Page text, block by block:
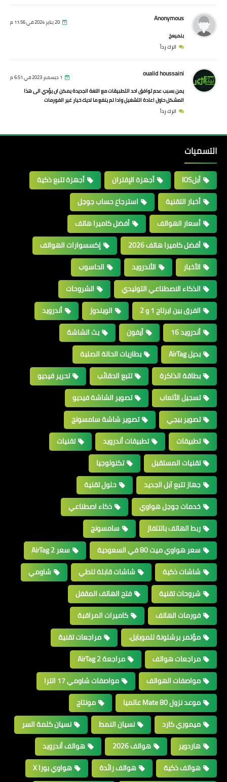
Anonymous 20 يناير 2024 في 11:56 م
بنميعخ
اترك رداً
oualid houssaini 1 ديسمبر 2023 في 6:51 م
يمن بسبب عدم توافق احد التطبيقات مع اللغة الجديدة يمكن ان يؤدي الى هذا
المشكل حاول اعادة التشغيل وادا لم ينفع ما لديك خيار غير الفورمات
اترك رداً
التسميات
أبلIOS أجهزة الإقتران
أجهزة تتبع ذكية
أخبار التقنية
استرجاع حساب جوجل
أسعار الهواتف
أفضل كاميرا هاتف
أفضل كاميرا هاتف 2026
إكسسوارات الهواتف
الأخبار
الأندرويد
الحاسوب
الذكاء الاصطناعي التوليدي
الشروحات
الفرق بين ايرتاج 1 و 2
الويندوز
أندرويد
أندرويد 16
أيفون
بث الشاشة
بديل AirTag
بطاريات الحالة الصلبة
بطاقة الذاكرة
تتبع الحقائب
تحرير فيديو
تسجيل الألعاب
تصوير الشاشة فيديو
تصوير ببجي
تصوير شاشة سامسونج
تطبيقات
تطبيقات أندرويد
تقنيات
تقنيات المستقبل
تكنولوجيا
جهاز تتبع آبل الجديد
حلول تقنية
خدمات جوجل هواوي
ذكاء اصطناعي
ربط الهاتف بالتلفاز
سامسونج
سعر هواوي ميت 80 في السعودية
سعر AirTag 2
شاشات ذكية
شاشات قابلة للطي
شاومي
شروحات تقنية
فتح الهاتف المقفل
فورمات الهاتف
كاميرات المراقبة
مؤتمر برشلونة للموبايل.
مراجعات تقنية
مراجعات هواتف
مراجعة AirTag 2
مواصفات الهواتف
مواصفات شاومي 17 الترا
موعد نزول Mate 80 عالميا
مونتاج
ميموري كارد
نسيان النمط
نسيان كلمة السر
هاردوير
هواتف 2026
هواتف أندرويد
هواتف ذكية
هواتف رائدة
هواوي بورا X